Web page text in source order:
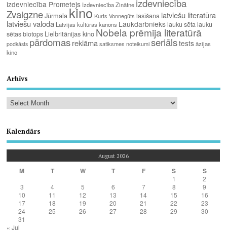
izdevniecība Prometejs Izdevniecība Zinātne izdevniecība
ZvaigzneJūrmala kino Kurts Vonnegūts lasīšana latviešu literatūra
latviešu valoda Latvijas kultūras kanons Laukdarbniekslauku sētalauku
sētas biotops Lielbritānijas kino Nobela prēmija literatūrā
podkāsts pārdomasreklāma satiksmes noteikumi seriālstests āzijas
kino
Arhīvs
Kalendārs
August 2026
M T W T F S S
1
2
3
4 5 6 7 8
9
10
11 12 13 14 15
16
17
18 19 20 21 22
23
24
25 26 27 28 29
30
31
« Jul